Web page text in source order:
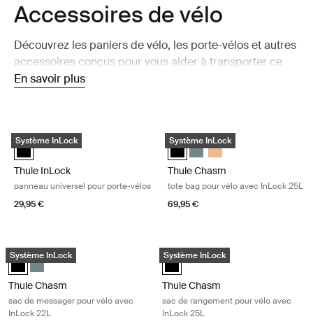
Accessoires de vélo
Découvrez les paniers de vélo, les porte-vélos et autres
accessoires conçus pour vous aider à transporter ce
dont vous avez besoin et rendre chaque sortie à vélo
En savoir plus
Thule InLock panneau universel pour porte-vélos Black
Système InLock
Thule InLock universal panel Noir (selected)
Thule InLock
panneau universel pour porte-vélos
29,95 €
Thule Chasm tote bag pour vélo
Système InLock
Thule Chasm tote with InLock
Thule Chasm tote with
Thule Chasm tote with
Thule Chasm
tote bag pour vélo avec InLock 25L
69,95 €
Thule Chasm sac de messager pour vélo avec InLock 22L Black
Système InLock
Thule Chasm courier with InLock 22L Noir (selected)
Thule Chasm courier with InLock 22L Bleu moyen
Thule Chasm
sac de messager pour vélo avec
InLock 22L
Thule Chasm sac de rangement
Système InLock
Thule Chasm cargo bin with
Thule Chasm
sac de rangement pour vélo avec
InLock 25L